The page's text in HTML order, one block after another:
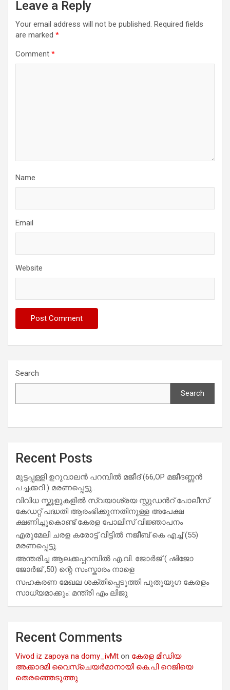
Leave a Reply
Your email address will not be published. Required fields
are marked *
Comment *
Name
Email
Website
Search
Search
Recent Posts
മുട്ടപ്പള്ളി ഉറുവാലൻ പറമ്പിൽ മജീദ് (66,OP മജീദണ്ണൻ
പച്ചക്കറി ) മരണപ്പെട്ടു..
വിവിധ സ്കൂളുകളില്‍ സ്വയാശ്രയ സ്റ്റുഡന്‍റ് പോലീസ്
കേഡറ്റ് പദ്ധതി ആരംഭിക്കുന്നതിനുള്ള അപേക്ഷ
ക്ഷണിച്ചുകൊണ്ട് കേരള പോലീസ് വിജ്ഞാപനം
എരുമേലി ചരള കരോട്ട് വീട്ടിൽ നജീബ് കെ എച്ച് (55)
മരണപ്പെട്ടു.
അന്തരിച്ച ആ​ല​ക്ക​പ്പ​റമ്പിൽ​ എ.​വി. ജോ​ർ​ജ് ( ഷിജോ
ജോർജ് ,50) ന്റെ സംസ്കാരം നാളെ
സഹകരണ മേഖല ശക്തിപ്പെടുത്തി പുതുയുഗ കേരളം
സാധ്യമാക്കും: മന്ത്രി എം ലിജു
Recent Comments
Vivod iz zapoya na domy_ivMt on കേരള മീഡിയ
അക്കാദമി വൈസ്ചെയർമാനായി കെ.പി റെജിയെ
തെരഞ്ഞെടുത്തു